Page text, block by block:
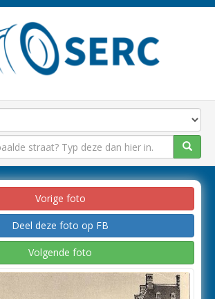
Vorige foto
Deel deze foto op FB
Volgende foto